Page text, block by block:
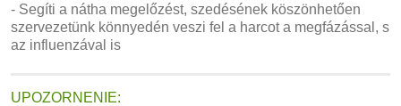
- Segíti a nátha megelőzést, szedésének köszönhetően
szervezetünk könnyedén veszi fel a harcot a megfázással, s
az influenzával is
UPOZORNENIE: